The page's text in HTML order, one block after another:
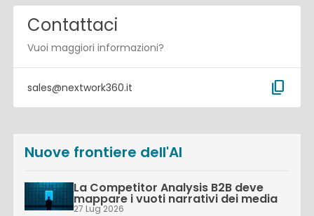
Contattaci
Vuoi maggiori informazioni?
sales@nextwork360.it content_copy
Nuove frontiere dell'AI
La Competitor Analysis B2B deve
mappare i vuoti narrativi dei media
27 Lug 2026